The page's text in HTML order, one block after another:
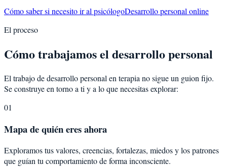
Cómo saber si necesito ir al psicólogoDesarrollo personal online
El proceso
Cómo trabajamos el desarrollo personal
El trabajo de desarrollo personal en terapia no sigue un guion fijo.
Se construye en torno a ti y a lo que necesitas explorar:
01
Mapa de quién eres ahora
Exploramos tus valores, creencias, fortalezas, miedos y los patrones
que guían tu comportamiento de forma inconsciente.